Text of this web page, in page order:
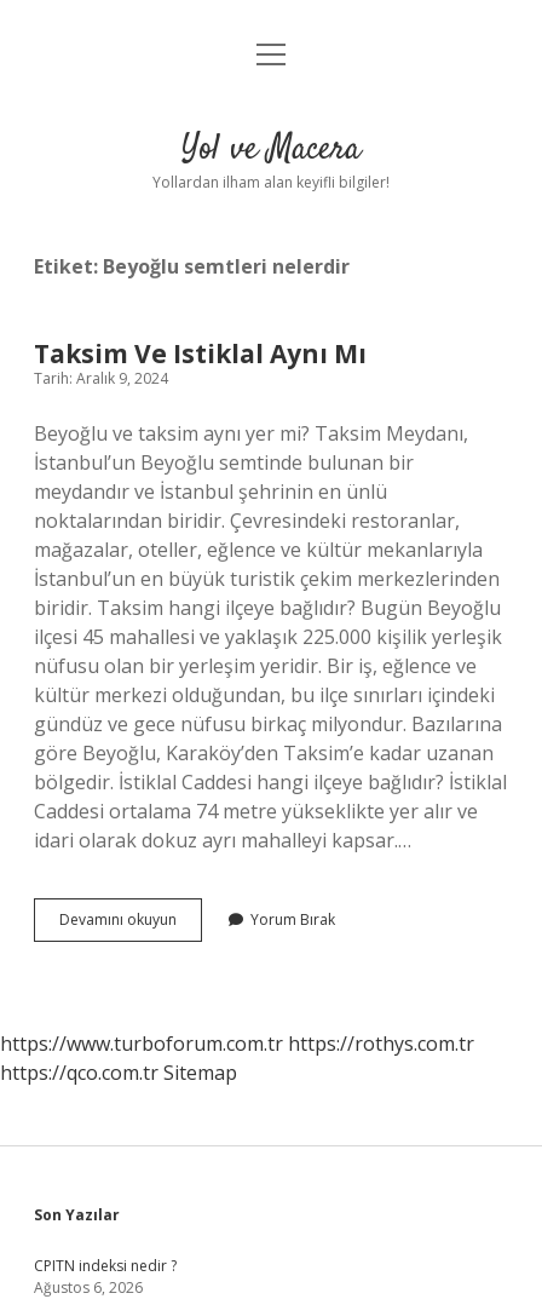
Anasayfa
Yasal Uyarı
menüyü
Yol ve Macera
Yollardan ilham alan keyifli bilgiler!
Etiket: Beyoğlu semtleri nelerdir
Taksim Ve Istiklal Aynı Mı
Tarih: Aralık 9, 2024
Beyoğlu ve taksim aynı yer mi? Taksim Meydanı,
İstanbul’un Beyoğlu semtinde bulunan bir
meydandır ve İstanbul şehrinin en ünlü
noktalarından biridir. Çevresindeki restoranlar,
mağazalar, oteller, eğlence ve kültür mekanlarıyla
İstanbul’un en büyük turistik çekim merkezlerinden
biridir. Taksim hangi ilçeye bağlıdır? Bugün Beyoğlu
ilçesi 45 mahallesi ve yaklaşık 225.000 kişilik yerleşik
nüfusu olan bir yerleşim yeridir. Bir iş, eğlence ve
kültür merkezi olduğundan, bu ilçe sınırları içindeki
gündüz ve gece nüfusu birkaç milyondur. Bazılarına
göre Beyoğlu, Karaköy’den Taksim’e kadar uzanan
bölgedir. İstiklal Caddesi hangi ilçeye bağlıdır? İstiklal
Caddesi ortalama 74 metre yükseklikte yer alır ve
idari olarak dokuz ayrı mahalleyi kapsar.…
Devamını okuyun
Ve
Yorum Bırak
https://www.turboforum.com.tr https://rothys.com.tr
https://qco.com.trSitemap
Sidebar
Son Yazılar
CPITN indeksi nedir ?
Ağustos 6, 2026